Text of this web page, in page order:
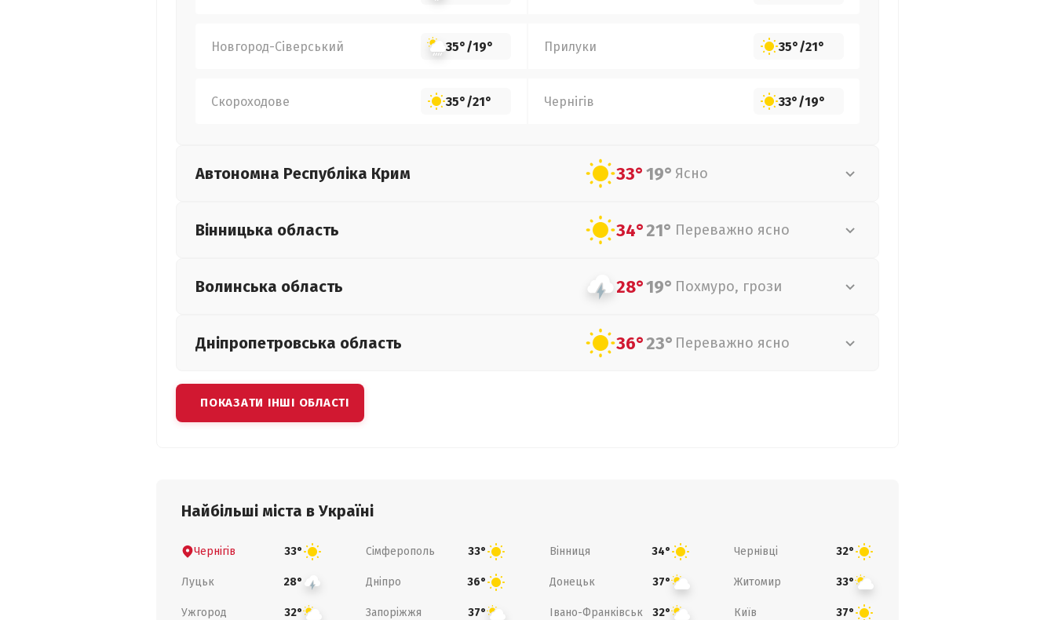
Новгород-Сіверський 35°/19° Прилуки 35°/21°
Скороходове 35°/21° Чернігів 33°/19°
Автономна Республіка Крим 33°19° Ясно
Вінницька область 34°21° Переважно ясно
Волинська область 28°19° Похмуро, грози
Дніпропетровська область 36°23° Переважно ясно
ПОКАЗАТИ ІНШІ ОБЛАСТІ
Найбільші міста в Україні
Чернігів 33° Сімферополь 33° Вінниця 34° Чернівці 32°
Луцьк 28° Дніпро 36° Донецьк 37° Житомир 33°
Ужгород 32° Запоріжжя 37° Івано-Франківськ 32° Київ 37°